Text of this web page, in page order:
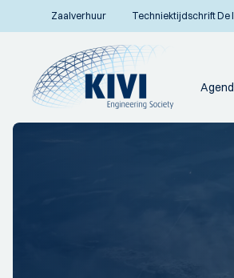
Zaalverhuur Techniektijdschrift De